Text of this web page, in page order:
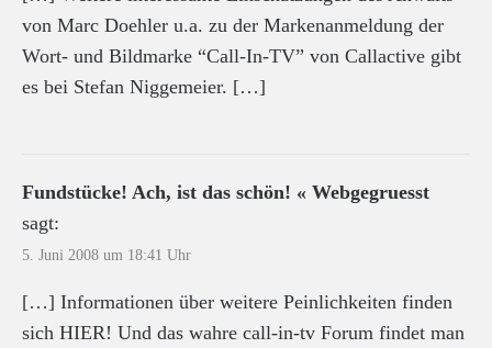
von Marc Doehler u.a. zu der Markenanmeldung der
Wort- und Bildmarke “Call-In-TV” von Callactive gibt
es bei Stefan Niggemeier. […]
Fundstücke! Ach, ist das schön! « Webgegruesst
sagt:
5. Juni 2008 um 18:41 Uhr
[…] Informationen über weitere Peinlichkeiten finden
sich HIER! Und das wahre call-in-tv Forum findet man